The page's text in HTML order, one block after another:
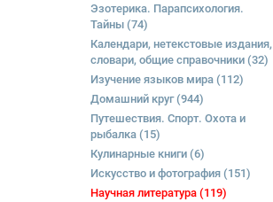
Эзотерика. Парапсихология.
Тайны (74)
Календари, нетекстовые издания,
словари, общие справочники (32)
Изучение языков мира (112)
Домашний круг(944)
Путешествия. Спорт. Охота и
рыбалка (15)
Кулинарные книги (6)
Искусство и фотография (151)
Научная литература (119)